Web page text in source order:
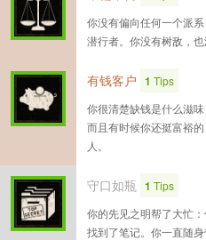
你没有偏向任何一个派
潜行者。你没有树敌，也
有钱客户 1 Tips
你很清楚缺钱是什么滋味
而且有时候你还挺富裕
人。
守口如瓶 1 Tips
你的先见之明帮了大忙
找到了笔记。你一直随